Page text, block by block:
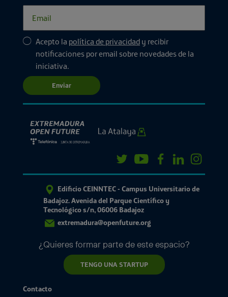
Acepto la política de privacidad y recibir
notificaciones por email sobre novedades de la
iniciativa.
Enviar
Edificio CEINNTEC - Campus Universitario de
Badajoz. Avenida del Parque Científico y
Tecnológico s/n, 06006 Badajoz
extremadura@openfuture.org
¿Quieres formar parte de este espacio?
TENGO UNA STARTUP
Contacto